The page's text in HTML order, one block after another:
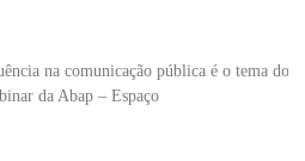
na comunicação pública é o tema do
da Abap – Espaço